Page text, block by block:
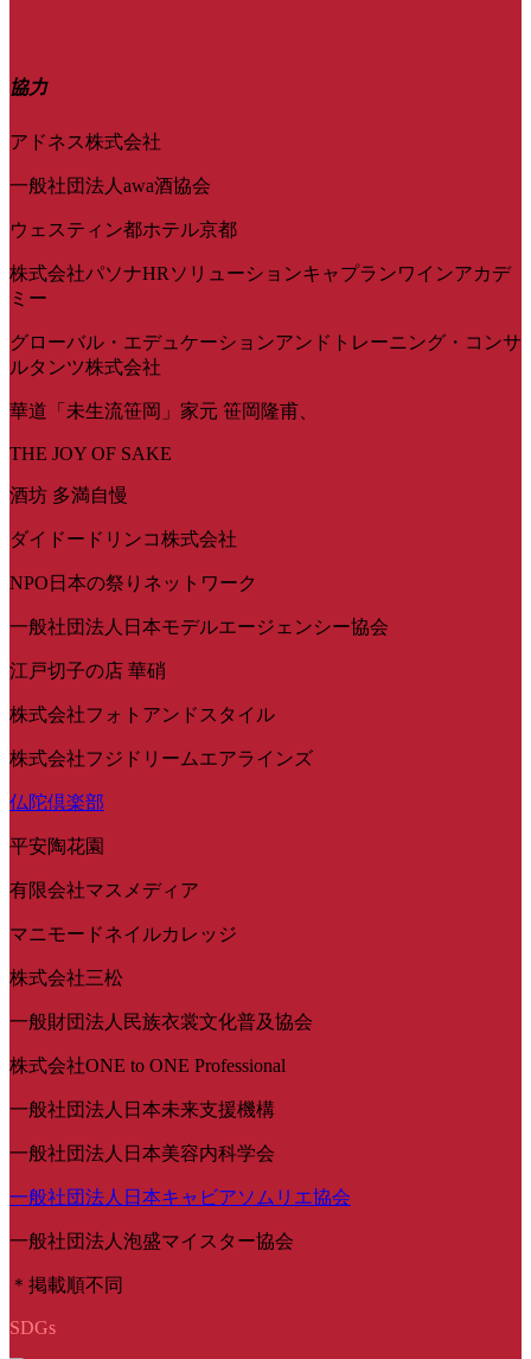
協力
アドネス株式会社
一般社団法人awa酒協会
ウェスティン都ホテル京都
株式会社パソナHRソリューションキャプランワインアカデ
ミー
グローバル・エデュケーションアンドトレーニング・コンサ
ルタンツ株式会社
華道「未生流笹岡」家元 笹岡隆甫、
THE JOY OF SAKE
酒坊 多満自慢
ダイドードリンコ株式会社
NPO日本の祭りネットワーク
一般社団法人日本モデルエージェンシー協会
江戸切子の店 華硝
株式会社フォトアンドスタイル
株式会社フジドリームエアラインズ
仏陀倶楽部
平安陶花園
有限会社マスメディア
マニモードネイルカレッジ
株式会社三松
一般財団法人民族衣裳文化普及協会
株式会社ONE to ONE Professional
一般社団法人日本未来支援機構
一般社団法人日本美容内科学会
一般社団法人日本キャビアソムリエ協会
一般社団法人泡盛マイスター協会
＊掲載順不同
SDGs